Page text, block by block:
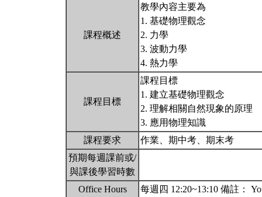
課程概述
教學內容主要為
1. 基礎物理觀念
2. 力學
3. 波動力學
4. 熱力學
課程目標
課程目標
1. 建立基礎物理觀念
2. 理解相關自然現象的原理
3. 應用物理知識
課程要求
作業、期中考、期末考
預期每週課前或/
與課後學習時數
Office Hours
每週四 12:20~13:10 備註：